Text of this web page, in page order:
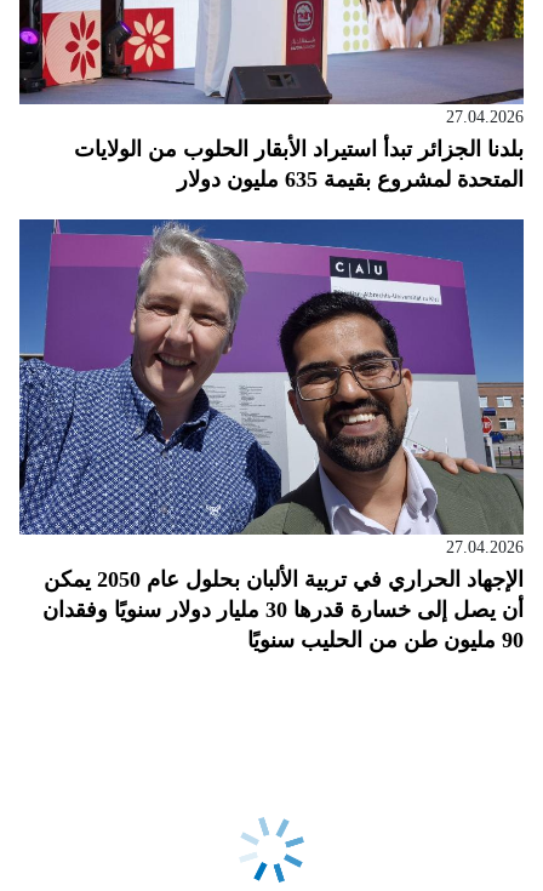
27.04.2026
بلدنا الجزائر تبدأ استيراد الأبقار الحلوب من الولايات
المتحدة لمشروع بقيمة 635 مليون دولار
27.04.2026
الإجهاد الحراري في تربية الألبان بحلول عام 2050 يمكن
أن يصل إلى خسارة قدرها 30 مليار دولار سنويًا وفقدان
90 مليون طن من الحليب سنويًا